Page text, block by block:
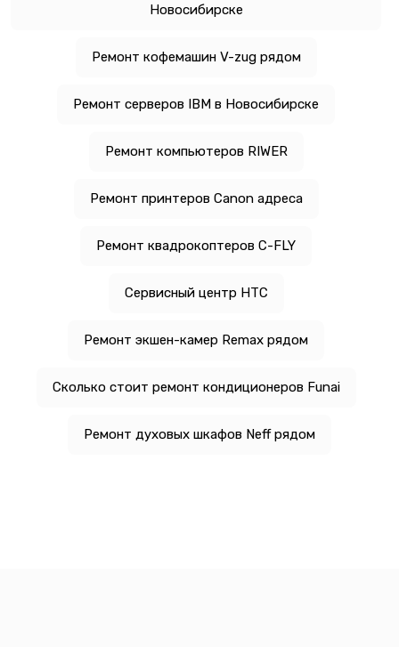
Новосибирске
Ремонт кофемашин V-zug рядом
Ремонт серверов IBM в Новосибирске
Ремонт компьютеров RIWER
Ремонт принтеров Canon адреса
Ремонт квадрокоптеров C-FLY
Сервисный центр HTC
Ремонт экшен-камер Remax рядом
Сколько стоит ремонт кондиционеров Funai
Ремонт духовых шкафов Neff рядом